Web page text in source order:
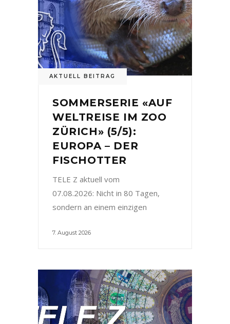
AKTUELL BEITRAG
SOMMERSERIE «AUF
WELTREISE IM ZOO
ZÜRICH» (5/5):
EUROPA – DER
FISCHOTTER
TELE Z aktuell vom
07.08.2026: Nicht in 80 Tagen,
sondern an einem einzigen
7. August 2026